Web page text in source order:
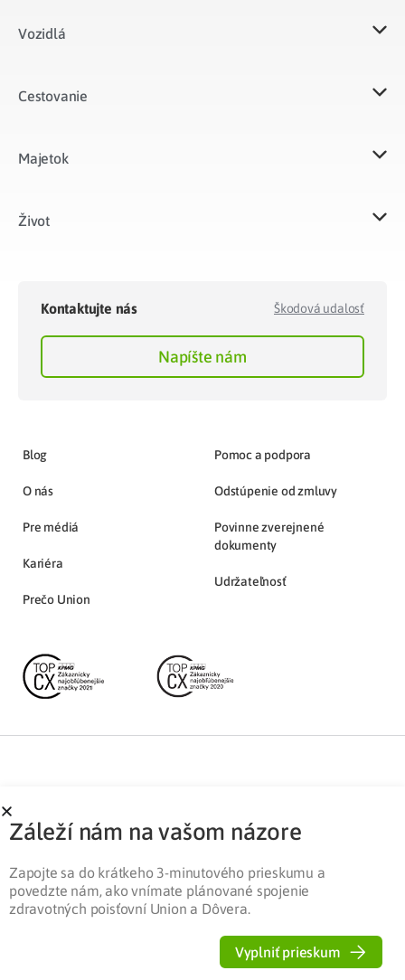
Vozidlá​
Cestovanie
Majetok​
Život​
Kontaktujte nás Škodová udalosť
Napíšte nám
Blog
O nás
Pre médiá
Kariéra
Prečo Union
Pomoc a podpora
Odstúpenie od zmluvy
Povinne zverejnené
dokumenty
Udržateľnosť
Partnerská zóna Ochrana osobných údajov
Záleží nám na vašom názore
Zapojte sa do krátkeho 3-minutového prieskumu a
povedzte nám, ako vnímate plánované spojenie
zdravotných poisťovní Union a Dôvera.
Vyplniť prieskum